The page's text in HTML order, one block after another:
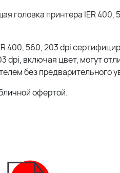
головка принтера IER 400,
400, 560, 203 dpi
dpi, включая цвет, могут
без предварительного
офертой.